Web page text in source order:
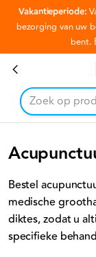
Ga naar
Vakantieperiode:
bezorging van uw
bent.
Bestel
medische
diktes, zodat u
specifieke